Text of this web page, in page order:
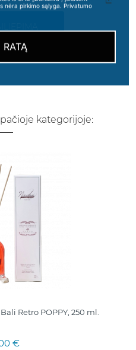
kategorijoje:
Retro POPPY, 250 ml.
€
nėra pirkimo sąlyga. Privatumo
RATĄ